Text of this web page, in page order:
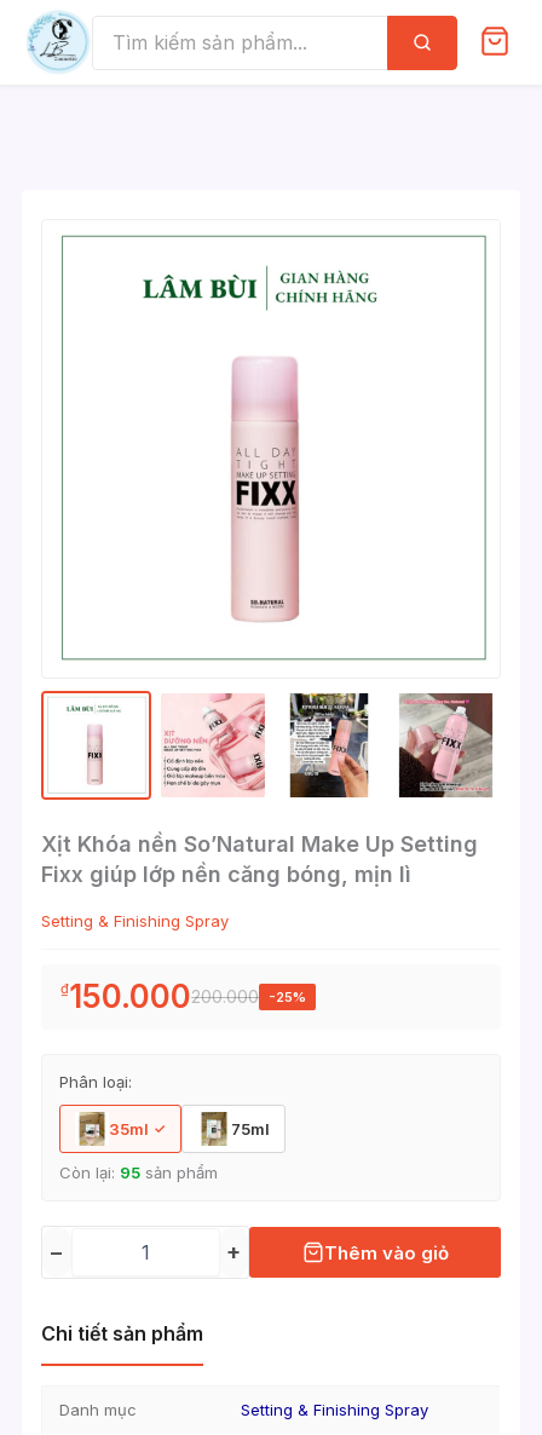
Skip
content
Tìm
kiếm
Xịt Khóa nền So’Natural Make Up Setting
Fixx giúp lớp nền căng bóng, mịn lì
Setting & Finishing Spray
₫150.000200.000 -25%
Phân loại:
35ml 75ml
Còn lại: 95 sản phẩm
− + Thêm vào giỏ
Chi tiết sản phẩm
Danh mục Setting & Finishing Spray